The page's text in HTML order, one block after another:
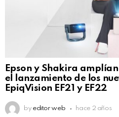
Epson y Shakira
el lanzamiento de los
EpiqVision EF21 y EF22
by editor web hace 2 años